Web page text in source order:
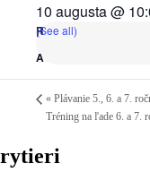
10 augusta @
(See all)
« Plávanie 5., 6. a 7.
Tréning na ľade 6. a 7.
rytieri